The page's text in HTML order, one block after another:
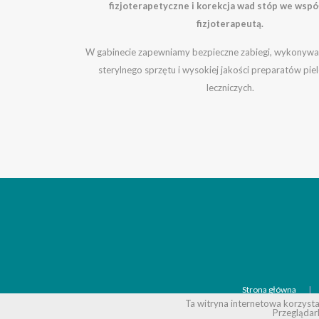
fizjoterapetyczne i korekcja wad stóp we
fizjoterapeutą.
W gabinecie zapewniamy bezpieczne zabiegi,
sterylnego sprzętu i wysokiej jakości preparatów
leczniczych.
Strona główna
Ta witryna internetowa